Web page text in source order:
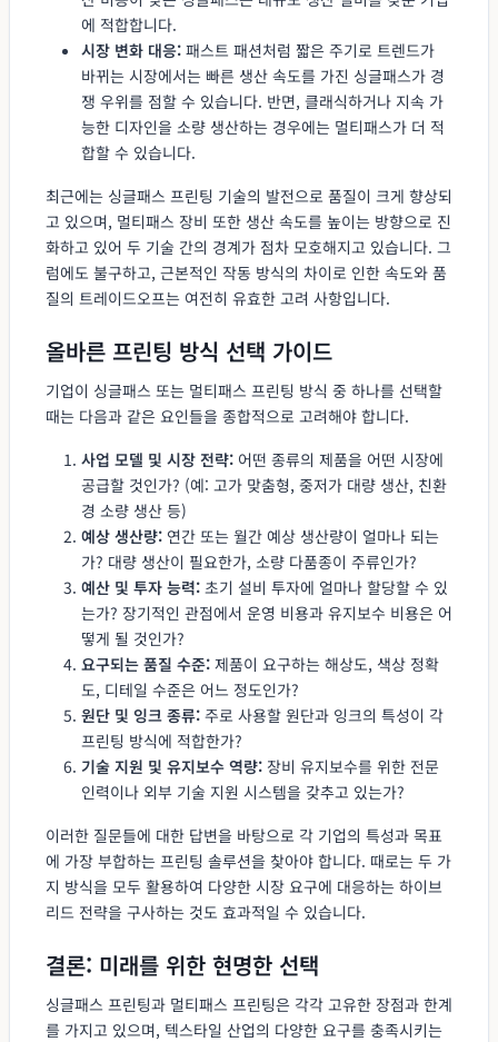
에 적합합니다.
시장 변화 대응: 패스트 패션처럼 짧은 주기로 트렌드가
바뀌는 시장에서는 빠른 생산 속도를 가진 싱글패스가 경
쟁 우위를 점할 수 있습니다. 반면, 클래식하거나 지속 가
능한 디자인을 소량 생산하는 경우에는 멀티패스가 더 적
합할 수 있습니다.
최근에는 싱글패스 프린팅 기술의 발전으로 품질이 크게 향상되
고 있으며, 멀티패스 장비 또한 생산 속도를 높이는 방향으로 진
화하고 있어 두 기술 간의 경계가 점차 모호해지고 있습니다. 그
럼에도 불구하고, 근본적인 작동 방식의 차이로 인한 속도와 품
질의 트레이드오프는 여전히 유효한 고려 사항입니다.
올바른 프린팅 방식 선택 가이드
기업이 싱글패스 또는 멀티패스 프린팅 방식 중 하나를 선택할
때는 다음과 같은 요인들을 종합적으로 고려해야 합니다.
사업 모델 및 시장 전략: 어떤 종류의 제품을 어떤 시장에
공급할 것인가? (예: 고가 맞춤형, 중저가 대량 생산, 친환
경 소량 생산 등)
예상 생산량: 연간 또는 월간 예상 생산량이 얼마나 되는
가? 대량 생산이 필요한가, 소량 다품종이 주류인가?
예산 및 투자 능력: 초기 설비 투자에 얼마나 할당할 수 있
는가? 장기적인 관점에서 운영 비용과 유지보수 비용은 어
떻게 될 것인가?
요구되는 품질 수준: 제품이 요구하는 해상도, 색상 정확
도, 디테일 수준은 어느 정도인가?
원단 및 잉크 종류: 주로 사용할 원단과 잉크의 특성이 각
프린팅 방식에 적합한가?
기술 지원 및 유지보수 역량: 장비 유지보수를 위한 전문
인력이나 외부 기술 지원 시스템을 갖추고 있는가?
이러한 질문들에 대한 답변을 바탕으로 각 기업의 특성과 목표
에 가장 부합하는 프린팅 솔루션을 찾아야 합니다. 때로는 두 가
지 방식을 모두 활용하여 다양한 시장 요구에 대응하는 하이브
리드 전략을 구사하는 것도 효과적일 수 있습니다.
결론: 미래를 위한 현명한 선택
싱글패스 프린팅과 멀티패스 프린팅은 각각 고유한 장점과 한계
를 가지고 있으며, 텍스타일 산업의 다양한 요구를 충족시키는